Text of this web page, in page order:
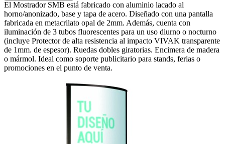
El Mostrador SMB está fabricado con aluminio lacado al
horno/anonizado, base y tapa de acero. Diseñado con una pantalla
fabricada en metacrilato opal de 2mm. Además, cuenta con
iluminación de 3 tubos fluorescentes para un uso diurno o nocturno
(incluye Protector de alta resistencia al impacto VIVAK transparente
de 1mm. de espesor). Ruedas dobles giratorias. Encimera de madera
o mármol. Ideal como soporte publicitario para stands, ferias o
promociones en el punto de venta.